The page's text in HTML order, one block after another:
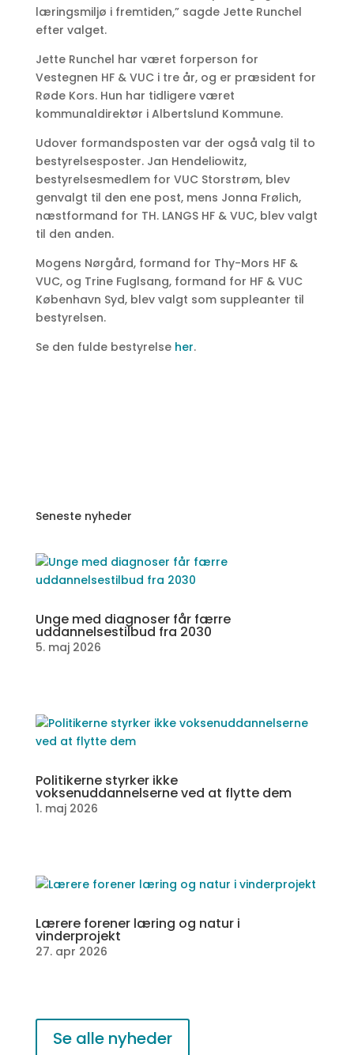
læringsmiljø i fremtiden,” sagde Jette Runchel
efter valget.
Jette Runchel har været forperson for
Vestegnen HF & VUC i tre år, og er præsident for
Røde Kors. Hun har tidligere været
kommunaldirektør i Albertslund Kommune.
Udover formandsposten var der også valg til to
bestyrelsesposter. Jan Hendeliowitz,
bestyrelsesmedlem for VUC Storstrøm, blev
genvalgt til den ene post, mens Jonna Frølich,
næstformand for TH. LANGS HF & VUC, blev valgt
til den anden.
Mogens Nørgård, formand for Thy-Mors HF &
VUC, og Trine Fuglsang, formand for HF & VUC
København Syd, blev valgt som suppleanter til
bestyrelsen.
Se den fulde bestyrelse her.
Seneste nyheder
Unge med diagnoser får færre
uddannelsestilbud fra 2030
5. maj 2026
Politikerne styrker ikke
voksenuddannelserne ved at flytte dem
1. maj 2026
Lærere forener læring og natur i
vinderprojekt
27. apr 2026
Se alle nyheder